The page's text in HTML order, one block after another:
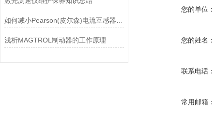
浅析MAGTROL制动器的工作原理
您的单位：
您的姓名：
联系电话：
常用邮箱：